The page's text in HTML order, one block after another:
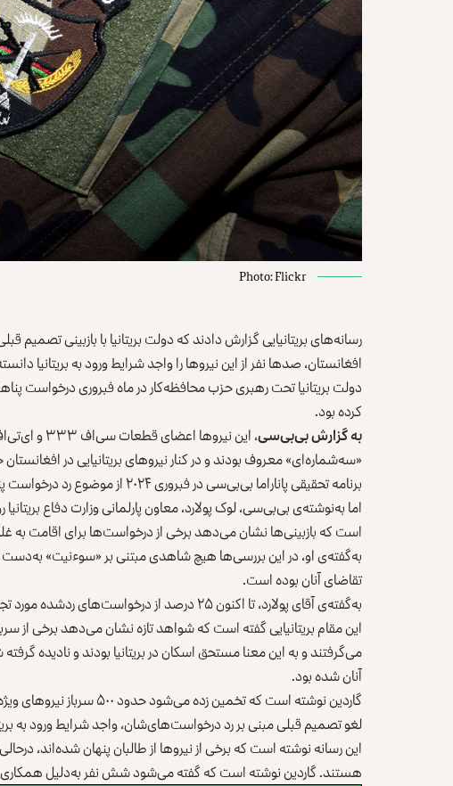
Photo: Flickr
رسانه‌های بریتانیایی گزارش دادند که دولت بریتانیا با بازبینی
افغانستان، صدها نفر از این نیروها را واجد شرایط ورود به بریتانیا
دولت بریتانیا تحت رهبری حزب محافظه‌کار در ماه فبروری درخواست
کرده بود.
به گزارش بی‌بی‌سی
«سه‌شماره‌ای» معروف بودند و در کنار نیروهای بریتانیایی در افغانستان
برنامه تحقیقی پاناراما بی‌بی‌سی در فبروری ۲۰۲۴ از موضوع رد درخواست‌ پناهندگی این نیروها پرده برداشت.
اما به‌نوشته‌ی بی‌بی‌سی، لوک پولارد، معاون پارلمانی وزارت دفاع
است که بازبینی‌ها نشان می‌دهد برخی از درخواست‌ها برای اقامت
به‌گفته‌ی او، در این بررسی‌ها هیچ شاهدی مبتنی بر «سوءنیت» به‌دست
تقاضای آنان بوده است.
به‌گفته‌ی آقای پولارد، تا اکنون ۲۵ درصد از درخواست‌های ردشده مورد تجدیدنظر قرار گرفته و قبول شده‌اند.
این مقام بریتانیایی گفته است که شواهد تازه نشان می‌دهد برخی از
می‌گرفتند و به این معنا مستحق اسکان در بریتانیا بودند و نادیده
آنان شده بود.
گاردین نوشته است که تخمین
لغو تصمیم قبلی مبنی بر رد درخواست‌های‌شان، واجد شرایط ورود به
این رسانه نوشته است که برخی از نیروها از طالبان پنهان شده‌اند،
هستند. گاردین نوشته است که گفته می‌شود شش نفر به‌دلیل همکاری